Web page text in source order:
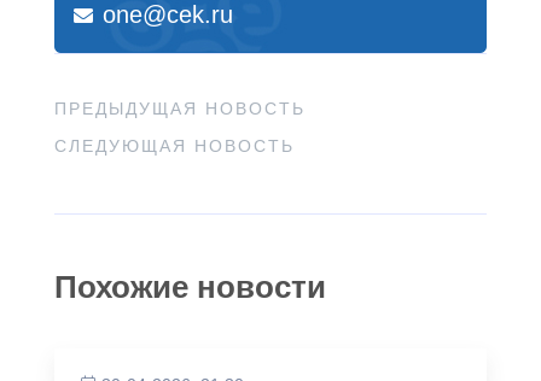
one@cek.ru
ПРЕДЫДУЩАЯ НОВОСТЬ
СЛЕДУЮЩАЯ НОВОСТЬ
Похожие новости